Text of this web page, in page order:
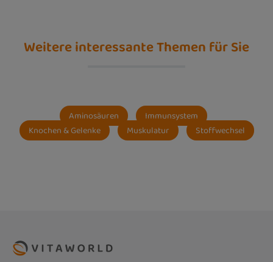
Weitere interessante Themen für Sie
Aminosäuren
Immunsystem
Knochen & Gelenke
Muskulatur Stoffwechsel